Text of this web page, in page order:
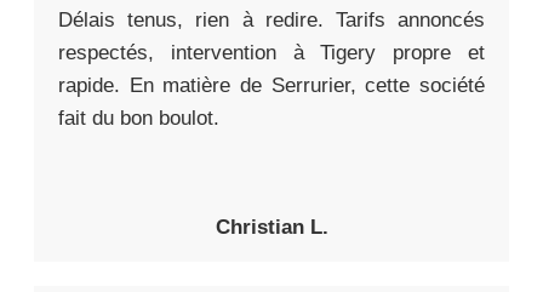
Délais tenus, rien à redire. Tarifs annoncés
respectés, intervention à Tigery propre et
rapide. En matière de Serrurier, cette société
fait du bon boulot.
Christian L.